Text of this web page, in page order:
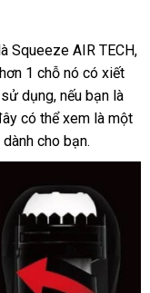
Squeeze AIR TECH,
1 chỗ nó có xiết
dụngcung
cấp
, mới
nhất
nếu bạn là
qua
app
có thể xem là một
cho bạn.